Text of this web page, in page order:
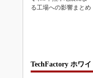
る工場への影響まとめ
TechFactory ホワ